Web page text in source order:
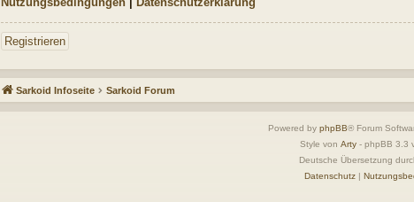
Registrieren
Sarkoid Infoseite Sarkoid Forum
Powered by phpBB® Forum
Style von Arty - phpBB 3.3
Deutsche Übersetzung
Datenschutz|